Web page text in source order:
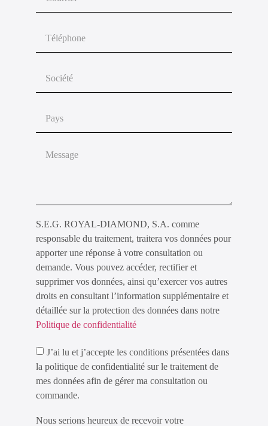
S.E.G. ROYAL-DIAMOND, S.A. comme
responsable du traitement, traitera vos données pour
apporter une réponse à votre consultation ou
demande. Vous pouvez accéder, rectifier et
supprimer vos données, ainsi qu’exercer vos autres
droits en consultant l’information supplémentaire et
détaillée sur la protection des données dans notre
Politique de confidentialité
J’ai lu et j’accepte les conditions présentées dans
la politique de confidentialité sur le traitement de
mes données afin de gérer ma consultation ou
commande.
Nous serions heureux de recevoir votre